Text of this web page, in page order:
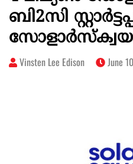
ബി2സി
Vinsten Lee Edison June